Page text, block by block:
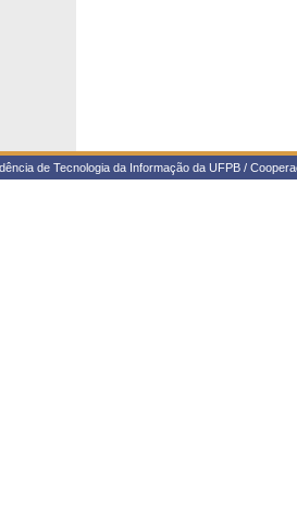
de Tecnologia da Informação da UFPB /